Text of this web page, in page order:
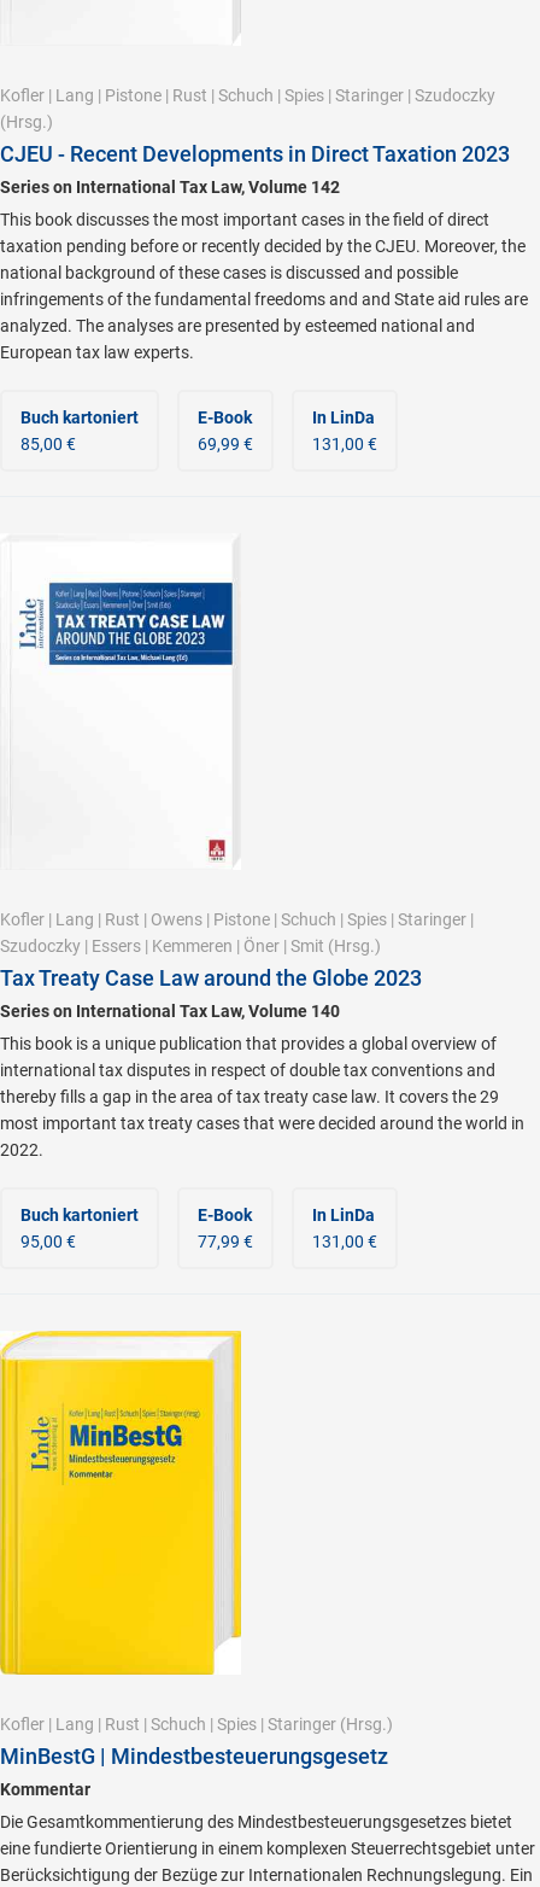
Kofler | Lang | Pistone | Rust | Schuch | Spies | Staringer | Szudoczky
(Hrsg.)
CJEU - Recent Developments in Direct Taxation 2023
Series on International Tax Law, Volume 142
This book discusses the most important cases in the field of direct
taxation pending before or recently decided by the CJEU. Moreover, the
national background of these cases is discussed and possible
infringements of the fundamental freedoms and and State aid rules are
analyzed. The analyses are presented by esteemed national and
European tax law experts.
Buch kartoniert
85,00 €
E-Book
69,99 €
In LinDa
131,00 €
Kofler | Lang | Rust | Owens | Pistone | Schuch | Spies | Staringer |
Szudoczky | Essers | Kemmeren | Öner | Smit (Hrsg.)
Tax Treaty Case Law around the Globe 2023
Series on International Tax Law, Volume 140
This book is a unique publication that provides a global overview of
international tax disputes in respect of double tax conventions and
thereby fills a gap in the area of tax treaty case law. It covers the 29
most important tax treaty cases that were decided around the world in
2022.
Buch kartoniert
95,00 €
E-Book
77,99 €
In LinDa
131,00 €
Kofler | Lang | Rust | Schuch | Spies | Staringer (Hrsg.)
MinBestG | Mindestbesteuerungsgesetz
Kommentar
Die Gesamtkommentierung des Mindestbesteuerungsgesetzes bietet
eine fundierte Orientierung in einem komplexen Steuerrechtsgebiet unter
Berücksichtigung der Bezüge zur Internationalen Rechnungslegung. Ein